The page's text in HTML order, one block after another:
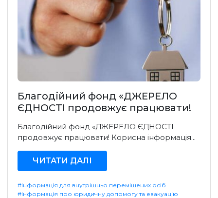
Благодійний фонд «ДЖЕРЕЛО
ЄДНОСТІ продовжує працювати!
Благодійний фонд «ДЖЕРЕЛО ЄДНОСТІ
продовжує працювати! Корисна інформація...
ЧИТАТИ ДАЛІ
#Інформація для внутрішньо переміщених осіб
#Інформація про юридичну допомогу та евакуацію